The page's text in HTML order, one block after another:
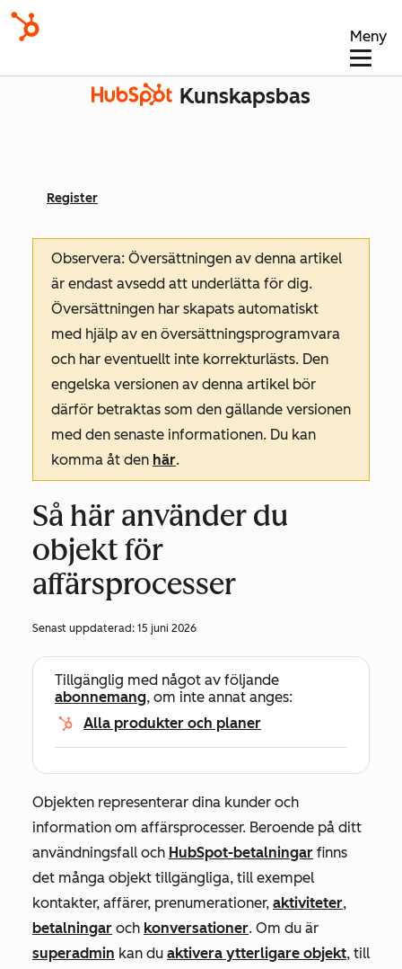
Meny
Kunskapsbas
Register
Observera: Översättningen av denna artikel
är endast avsedd att underlätta för dig.
Översättningen har skapats automatiskt
med hjälp av en översättningsprogramvara
och har eventuellt inte korrekturlästs. Den
engelska versionen av denna artikel bör
därför betraktas som den gällande versionen
med den senaste informationen. Du kan
komma åt den här.
Så här använder du
objekt för
affärsprocesser
Senast uppdaterad: 15 juni 2026
Tillgänglig med något av följande
abonnemang, om inte annat anges:
Alla produkter och planer
Objekten representerar dina kunder och
information om affärsprocesser. Beroende på ditt
användningsfall och HubSpot-betalningar finns
det många objekt tillgängliga, till exempel
kontakter, affärer, prenumerationer, aktiviteter,
betalningar och konversationer. Om du är
superadmin kan du aktivera ytterligare objekt, till